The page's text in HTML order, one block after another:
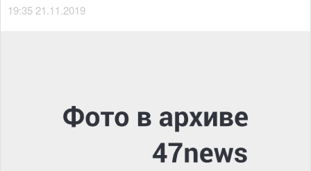
19:35 21.11.2019